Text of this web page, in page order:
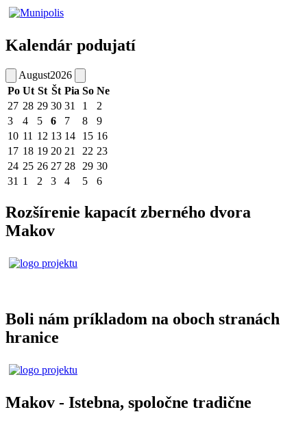
Kalendár podujatí
August2026
Po Ut St Št Pia So Ne
27 28 29 30 31 1
2
3
4 5 6 7 8
9
10 11 12 13 14 15 16
17 18 19 20 21 22 23
24 25 26 27 28 29 30
31 1 2 3 4 5 6
Rozšírenie kapacít zberného dvora
Makov
Boli nám príkladom na oboch stranách
hranice
Makov - Istebna, spoločne tradične